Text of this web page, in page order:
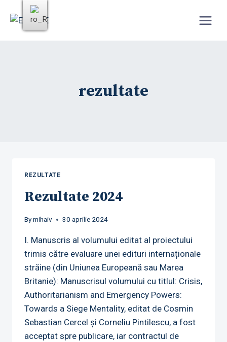
content
rezultate
REZULTATE
Rezultate 2024
Bymihaiv 30 aprilie 2024
I. Manuscris al volumului editat al proiectului
trimis către evaluare unei edituri internaționale
străine (din Uniunea Europeană sau Marea
Britanie): Manuscrisul volumului cu titlul: Crisis,
Authoritarianism and Emergency Powers:
Towards a Siege Mentality, editat de Cosmin
Sebastian Cercel și Corneliu Pintilescu, a fost
acceptat spre publicare, iar contractul de